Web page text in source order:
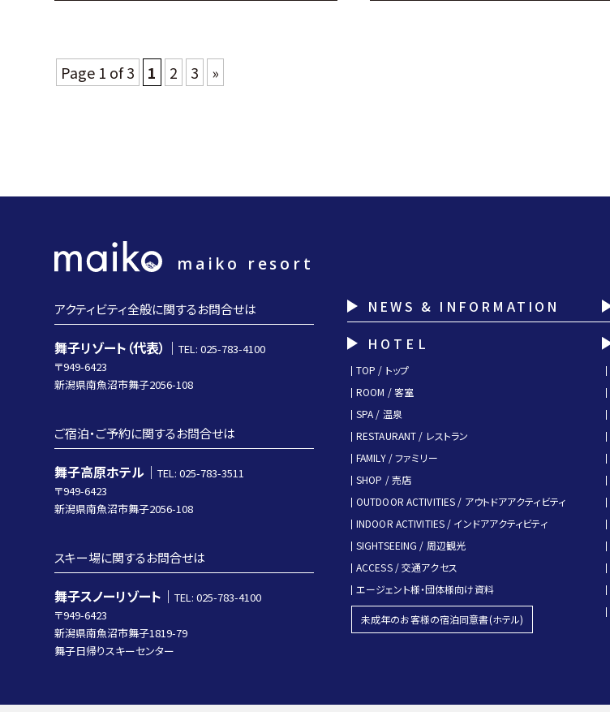
Page 1 of 3 1 2 3 »
maiko resort
アクティビティ全般に関するお問合せは
舞子リゾート（代表）｜ TEL: 025-783-4100
〒949-6423
新潟県南魚沼市舞子2056-108
ご宿泊・ご予約に関するお問合せは
舞子高原ホテル｜ TEL: 025-783-3511
〒949-6423
新潟県南魚沼市舞子2056-108
スキー場に関するお問合せは
舞子スノーリゾート｜ TEL: 025-783-4100
〒949-6423
新潟県南魚沼市舞子1819-79
舞子日帰りスキーセンター
NEWS & INFORMATION
HOTEL
TOP / トップ
ROOM / 客室
SPA / 温泉
RESTAURANT / レストラン
FAMILY / ファミリー
SHOP / 売店
OUTDOOR ACTIVITIES / アウトドアアクティビティ
INDOOR ACTIVITIES / インドアアクティビティ
SIGHTSEEING / 周辺観光
ACCESS / 交通アクセス
エージェント様・団体様向け資料
未成年のお客様の宿泊同意書(ホテル)